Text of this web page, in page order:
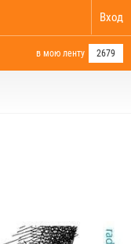
Вход
в мою ленту 2679